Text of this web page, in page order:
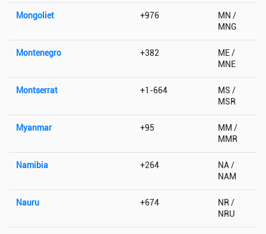
Mongoliet +976
MN /
MNG
Montenegro +382
ME /
MNE
Montserrat +1-664
MS /
MSR
Myanmar +95
MM /
MMR
Namibia +264
NA /
NAM
Nauru +674
NR /
NRU